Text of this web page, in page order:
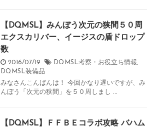
【DQMSL】みんぼう次元の狭間５０周
エクスカリバー、イージスの盾ドロップ
数
2016/07/19 DQMSL考察・お役立ち情報,
DQMSL装備品
みなさんこんばんは！ 今回かなり遅いですが、み
んぼう「次元の狭間」を５０周しまし ...
【DQMSL】ＦＦＢＥコラボ攻略 バハム